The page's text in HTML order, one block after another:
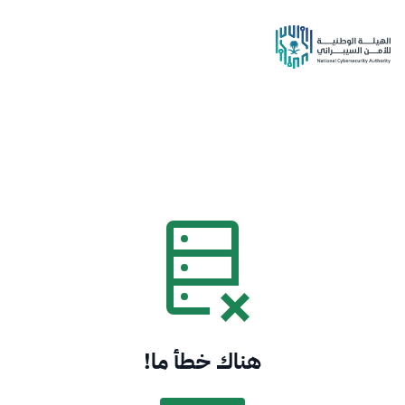
هناك خطأ ما!